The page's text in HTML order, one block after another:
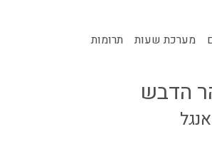
מערכת שעות תרומות
הדבש